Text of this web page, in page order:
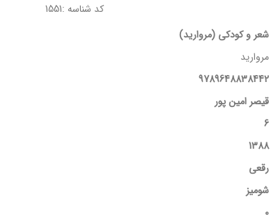
کد شناسه :1551
شعر و کودکی (مروارید)
مروارید
9789648838442
قیصر امین پور
6
1388
رقعی
شومیز
0